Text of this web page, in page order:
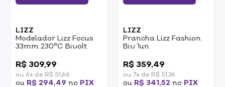
LIZZ
Modelador Lizz Focus
33mm 230°C Bivolt
R$ 309,99
ou 6x de R$ 51,66
ou R$ 294,49 no PIX
LIZZ
Prancha Lizz Fashion
Biv 1un
R$ 359,49
ou 7x de R$ 51,36
ou R$ 341,52 no PIX